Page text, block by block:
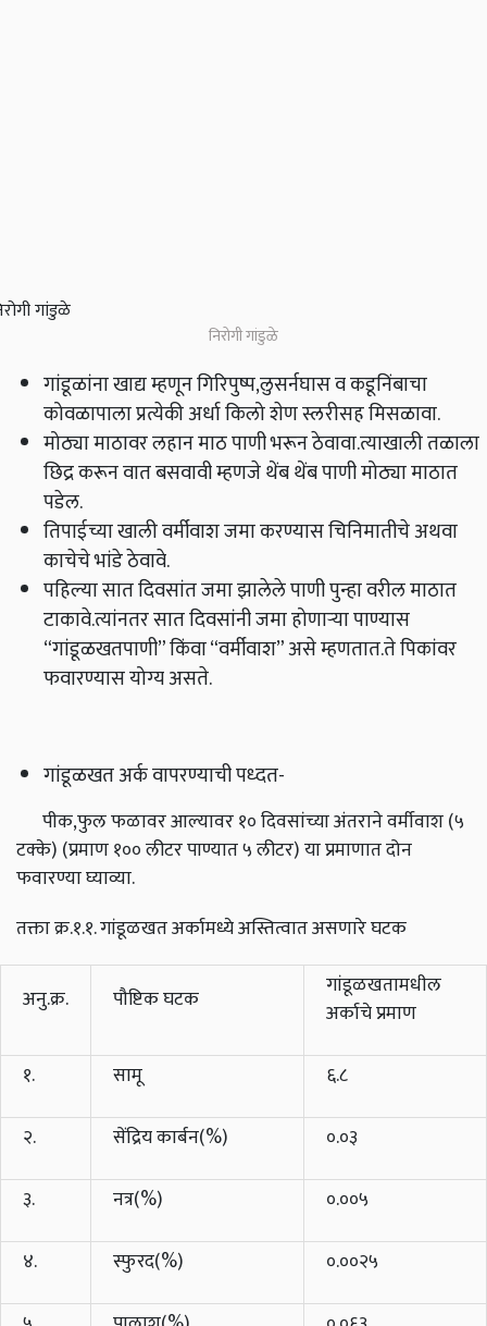
निरोगी गांडुळे
गांडूळांना खाद्य म्हणून गिरिपुष्प,लुसर्नघास व कडूनिंबाचा
कोवळापाला प्रत्येकी अर्धा किलो शेण स्लरीसह मिसळावा.
मोठ्या माठावर लहान माठ पाणी भरून ठेवावा.त्याखाली तळाला
छिद्र करून वात बसवावी म्हणजे थेंब थेंब पाणी मोठ्या माठात
पडेल.
तिपाईच्या खाली वर्मीवाश जमा करण्यास चिनिमातीचे अथवा
काचेचे भांडे ठेवावे.
पहिल्या सात दिवसांत जमा झालेले पाणी पुन्हा वरील माठात
टाकावे.त्यांनतर सात दिवसांनी जमा होणाऱ्या पाण्यास
“गांडूळखतपाणी” किंवा “वर्मीवाश” असे म्हणतात.ते पिकांवर
फवारण्यास योग्य असते.
गांडूळखत अर्क वापरण्याची पध्दत-
पीक,फुल फळावर आल्यावर १० दिवसांच्या अंतराने वर्मीवाश (५
टक्के) (प्रमाण १०० लीटर पाण्यात ५ लीटर) या प्रमाणात दोन
फवारण्या घ्याव्या.
तक्ता क्र.१.१. गांडूळखत अर्कामध्ये अस्तित्वात असणारे घटक
अनु.क्र. पौष्टिक घटक
गांडूळखतामधील
अर्काचे प्रमाण
१.
सामू
६.८
२.
सेंद्रिय कार्बन(%)
०.०३
३.
नत्र(%)
०.००५
४.
स्फुरद(%)
०.००२५